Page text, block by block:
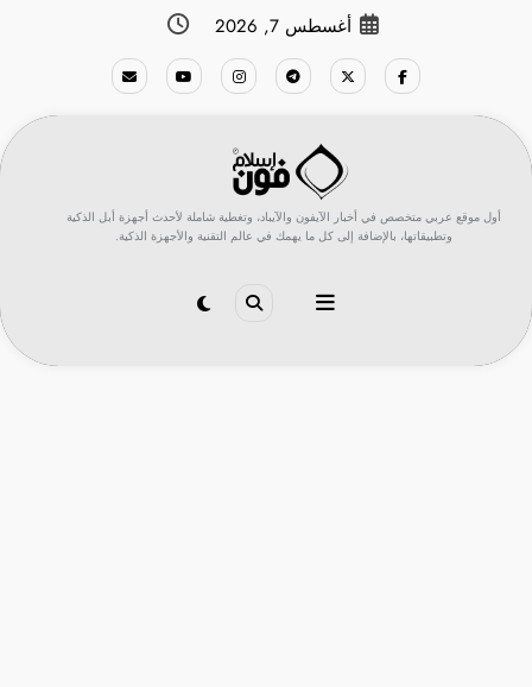
أغسطس 7, 2026
أول موقع عربي متخصص في أخبار الآيفون والآيباد، وتغطية شاملة لأحدث أجهزة أبل الذكية
وتطبيقاتها، بالإضافة إلى كل ما يهمك في عالم التقنية والأجهزة الذكية.